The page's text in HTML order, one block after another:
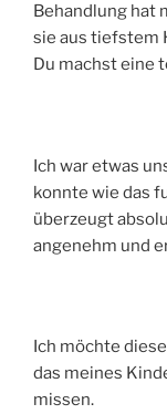
Behandlung hat
sie aus tiefstem
Du machst eine
Ich war etwas
konnte wie das
überzeugt
angenehm und
Ich möchte
das meines
missen.